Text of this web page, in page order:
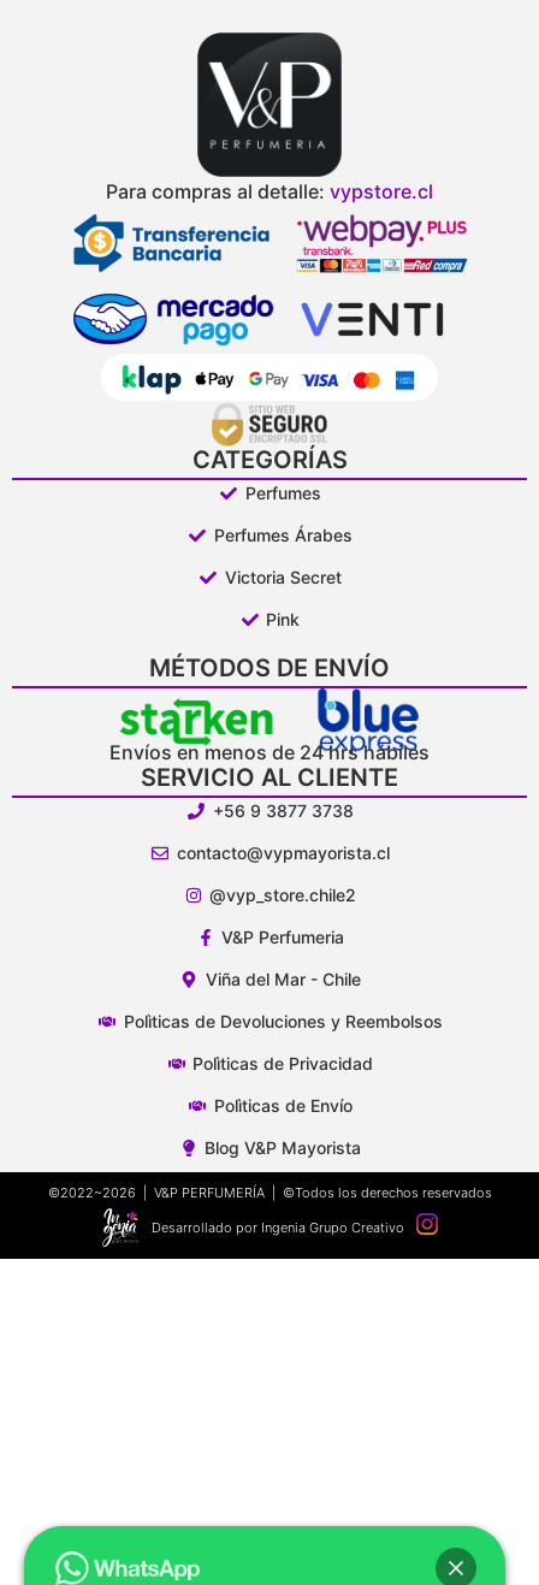
Para compras al detalle: vypstore.cl
CATEGORÍAS
Perfumes
Perfumes Árabes
Victoria Secret
Pink
MÉTODOS DE ENVÍO
Envíos en menos de 24 hrs hábiles
SERVICIO AL CLIENTE
+56 9 3877 3738
contacto@vypmayorista.cl
@vyp_store.chile2
V&P Perfumeria
Viña del Mar - Chile
Polìticas de Devoluciones y Reembolsos
Polìticas de Privacidad
Polìticas de Envío
Blog V&P Mayorista
©2022~2026 | V&P PERFUMERÍA | ©Todos los derechos reservados
Desarrollado por Ingenia Grupo Creativo